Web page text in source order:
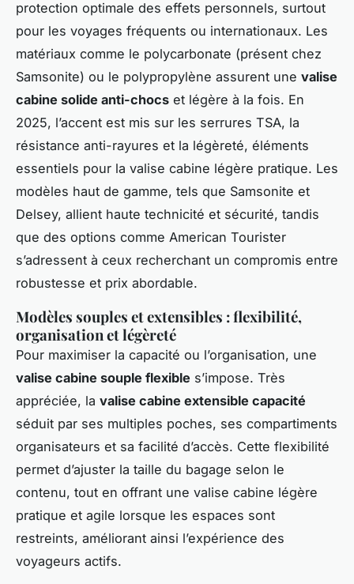
protection optimale des effets personnels, surtout
pour les voyages fréquents ou internationaux. Les
matériaux comme le polycarbonate (présent chez
Samsonite) ou le polypropylène assurent une valise
cabine solide anti-chocs et légère à la fois. En
2025, l’accent est mis sur les serrures TSA, la
résistance anti-rayures et la légèreté, éléments
essentiels pour la valise cabine légère pratique. Les
modèles haut de gamme, tels que Samsonite et
Delsey, allient haute technicité et sécurité, tandis
que des options comme American Tourister
s’adressent à ceux recherchant un compromis entre
robustesse et prix abordable.
Modèles souples et extensibles : flexibilité,
organisation et légèreté
Pour maximiser la capacité ou l’organisation, une
valise cabine souple flexible s’impose. Très
appréciée, la valise cabine extensible capacité
séduit par ses multiples poches, ses compartiments
organisateurs et sa facilité d’accès. Cette flexibilité
permet d’ajuster la taille du bagage selon le
contenu, tout en offrant une valise cabine légère
pratique et agile lorsque les espaces sont
restreints, améliorant ainsi l’expérience des
voyageurs actifs.